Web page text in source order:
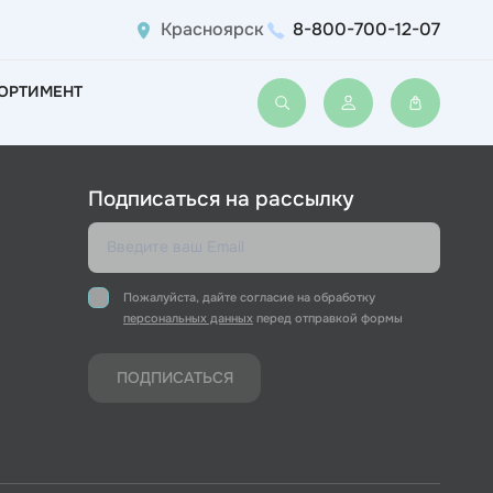
Красноярск 8-800-700-12-07
не
Войти или
Подписаться на рассылку
Пожалуйста, дайте согласие на обработку
персональных данныхперед отправкой формы
ПОДПИСАТЬСЯ